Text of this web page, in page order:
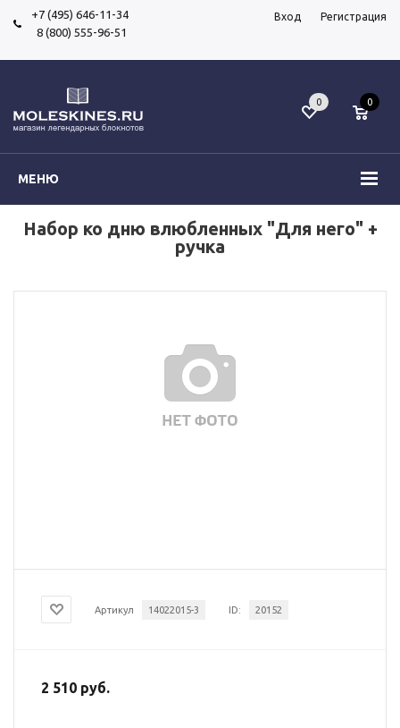
+7 (495) 646-11-34
8 (800) 555-96-51
Вход Регистрация
МЕНЮ
0 0
Набор ко дню влюбленных "Для него" +
ручка
Артикул 14022015-3 ID: 20152
2 510 руб.